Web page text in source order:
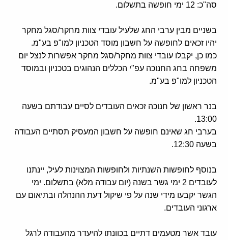
סה"כ: 12 ימי חופשה בתשלום.
בשניים מבין ערבי החג שלעיל עובדי צוות מחקר/סגל מחקר
יהיו זכאים לחופשה על חשבון מוסד הטכניון למו"פ בע"מ.
כמו כן, יקבלו עובדי צוות מחקר/סגל מחקר אפשרות לנצל יום
משפחה בחג החנוכה עפ"י הכללים הנהוגים בטכניון ובמוסד
הטכניון למו"פ בע"מ.
בנר ראשון של חנוכה זכאים העובדים לסיים עבודתם בשעה
13:00.
בערבי חג שאינם חופשה על חשבון המעסיק תסתיים העבודה
בשעה 12:30.
בנוסף לחופשות השנתיות ולחופשות המצוינות לעיל, יינתנו
לעובדים 2 ימי גשר בשנה (יום עבודה מלא) בתשלום. ימי
הגשר יקבעו מידי שנה על פי שיקול דעת ההנהלה ובתיאום עם
ארגוני העובדים.
עובד אשר מטעמים דתיים בכוונתו להיעדר מהעבודה לרגל